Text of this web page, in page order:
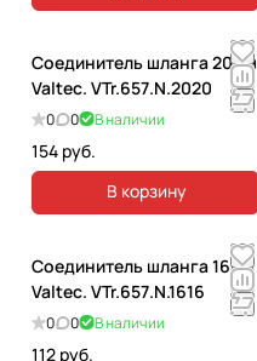
Соединитель шланга 20мм
Valtec. VTr.657.N.2020
0 0 В наличии
154 руб.
В корзину
Соединитель шланга 16мм
Valtec. VTr.657.N.1616
0 0 В наличии
112 руб.